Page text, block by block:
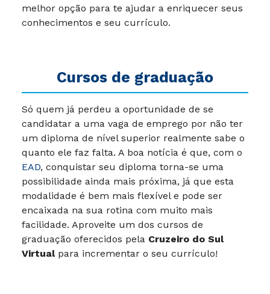
melhor opção para te ajudar a enriquecer seus
conhecimentos e seu currículo.
Cursos de graduação
Só quem já perdeu a oportunidade de se
candidatar a uma vaga de emprego por não ter
um diploma de nível superior realmente sabe o
quanto ele faz falta. A boa notícia é que, com o
EAD, conquistar seu diploma torna-se uma
possibilidade ainda mais próxima, já que esta
modalidade é bem mais flexível e pode ser
encaixada na sua rotina com muito mais
facilidade. Aproveite um dos cursos de
graduação oferecidos pela Cruzeiro do Sul
Virtualpara incrementar o seu currículo!